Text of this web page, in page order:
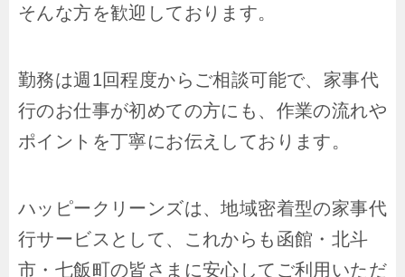
そんな方を歓迎しております。
勤務は週1回程度からご相談可能で、家事代
行のお仕事が初めての方にも、作業の流れや
ポイントを丁寧にお伝えしております。
ハッピークリーンズは、地域密着型の家事代
行サービスとして、これからも函館・北斗
市・七飯町の皆さまに安心してご利用いただ